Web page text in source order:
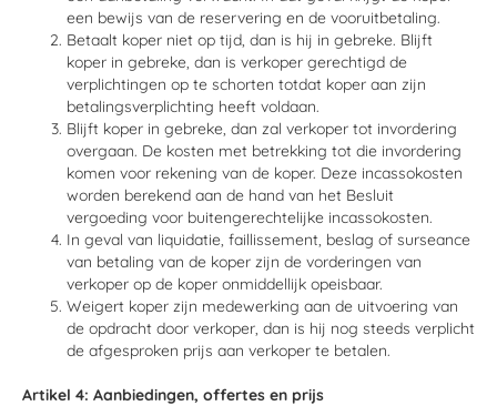
een bewijs van de reservering en de vooruitbetaling.
Betaalt koper niet op tijd, dan is hij in gebreke. Blijft
koper in gebreke, dan is verkoper gerechtigd de
verplichtingen op te schorten totdat koper aan zijn
betalingsverplichting heeft voldaan.
Blijft koper in gebreke, dan zal verkoper tot invordering
overgaan. De kosten met betrekking tot die invordering
komen voor rekening van de koper. Deze incassokosten
worden berekend aan de hand van het Besluit
vergoeding voor buitengerechtelijke incassokosten.
In geval van liquidatie, faillissement, beslag of surseance
van betaling van de koper zijn de vorderingen van
verkoper op de koper onmiddellijk opeisbaar.
Weigert koper zijn medewerking aan de uitvoering van
de opdracht door verkoper, dan is hij nog steeds verplicht
de afgesproken prijs aan verkoper te betalen.
Artikel 4: Aanbiedingen, offertes en prijs